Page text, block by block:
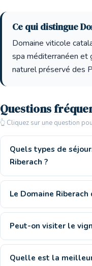
Ce qui distingue
Domaine viticole
spa méditerranéen et
naturel préservé des
Questions
👆 Cliquez sur une question
Quels types de
Riberach ?
Le Domaine
Peut-on visiter le
Quelle est la